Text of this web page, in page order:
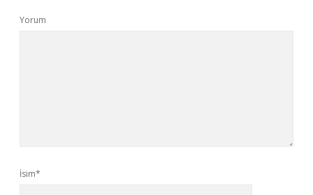
Yorum
İsim*